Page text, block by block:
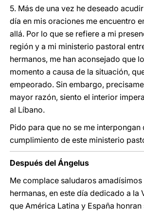
5. Más de una vez he deseado
día en mis oraciones me encuentro
allá. Por lo que se refiere a mi
región y a mi ministerio pastoral
hermanos, me han aconsejado que
momento a causa de la situación,
empeorado. Sin embargo,
mayor razón, siento el interior
al Líbano.
Pido para que no se me interpongan
cumplimiento de este ministerio
Después del Ángelus
Me complace saludaros
hermanas, en este día dedicado a la
que América Latina y España